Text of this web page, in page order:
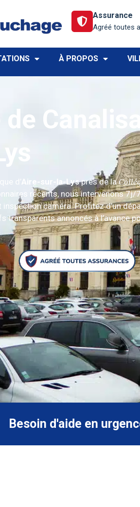
Assurance
Agréé toutes
À PROPOS
de
d’Aire-sur-la-Lysprès de la
récents, nous intervenons 7j/
inspection caméra. Profitez d’un
transparents annoncés à l’avance
Besoin d'aide en